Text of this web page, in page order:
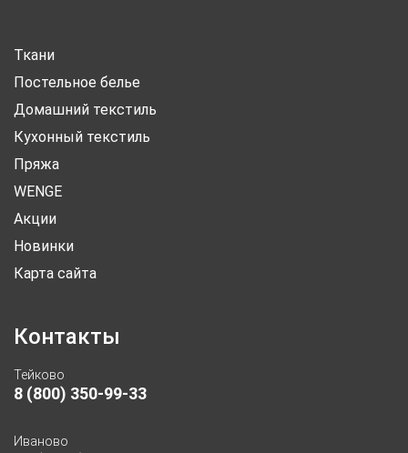
Ткани
Постельное белье
Домашний текстиль
Кухонный текстиль
Пряжа
WENGE
Акции
Новинки
Карта сайта
Контакты
Тейково
8 (800) 350-99-33
Иваново